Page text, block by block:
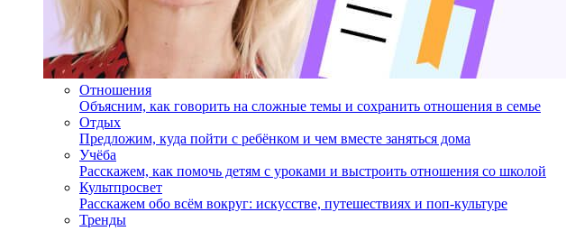
Отношения
Объясним, как говорить на сложные темы и сохранить отношения в семье
Отдых
Предложим, куда пойти с ребёнком и чем вместе заняться дома
Учёба
Расскажем, как помочь детям с уроками и выстроить отношения со школой
Культпросвет
Расскажем обо всём вокруг: искусстве, путешествиях и поп-культуре
Тренды